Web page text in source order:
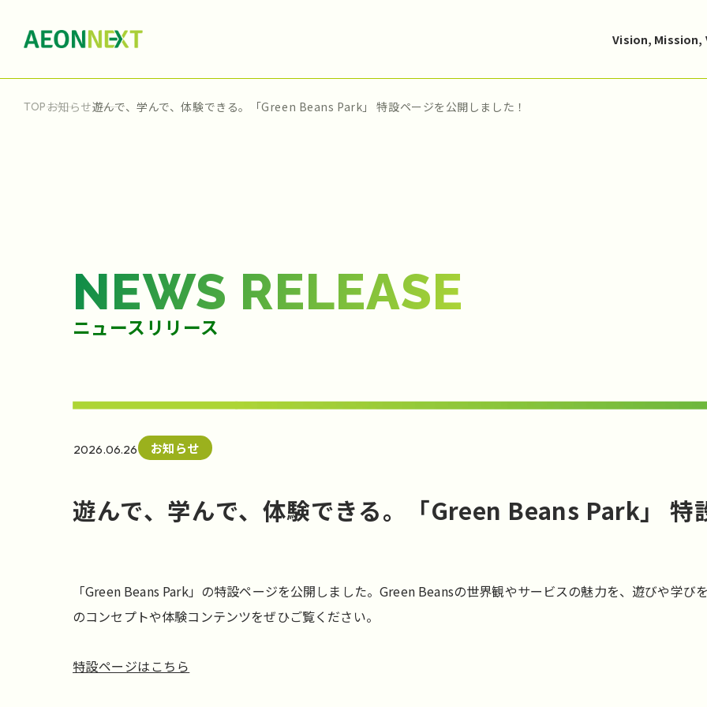
Vision, Mission,
NEWS RELEASE
ニュースリリース
TOPお知らせ遊んで、学んで、体験できる。「Green Beans Park」 特設ページを公開しました！
2026.06.26 お知らせ
遊んで、学んで、体験できる。「Green Beans Park」 特
「Green Beans Park」の特設ページを公開しました。Green Beansの世界観やサービスの魅力を、遊びや学
のコンセプトや体験コンテンツをぜひご覧ください。
特設ページはこちら